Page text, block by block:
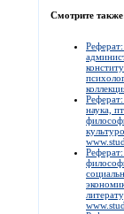
Смотрите
наука,